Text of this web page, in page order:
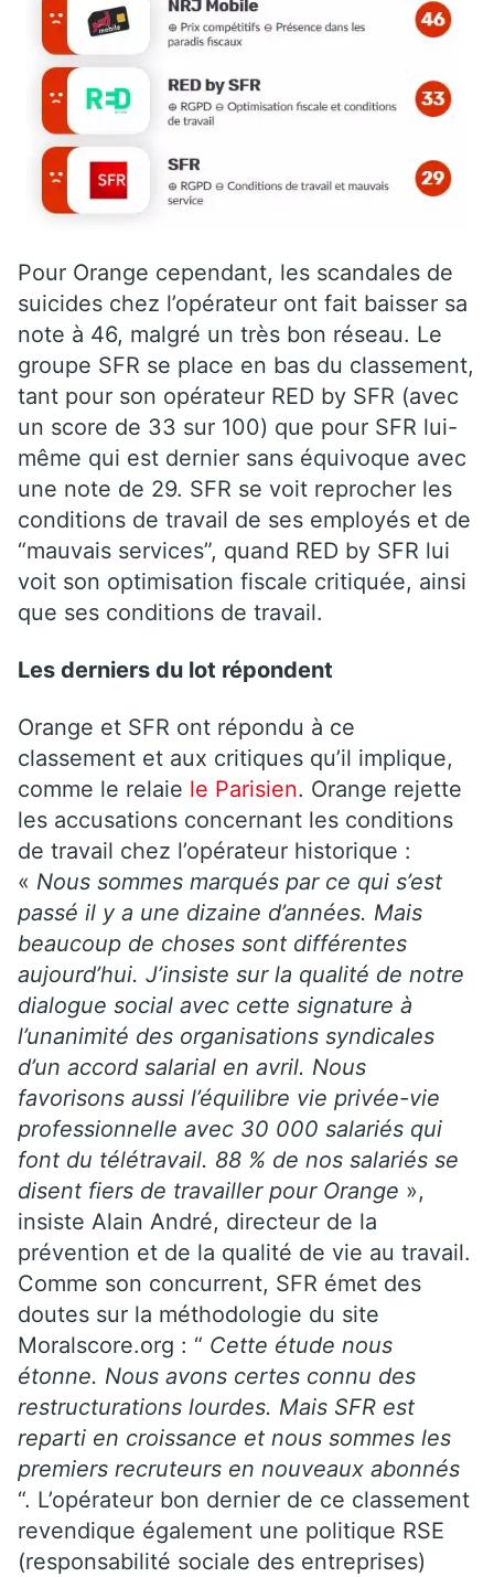
Pour Orange cependant, les scandales de
suicides chez l’opérateur ont fait baisser sa
note à 46, malgré un très bon réseau. Le
groupe SFR se place en bas du classement,
tant pour son opérateur RED by SFR (avec
un score de 33 sur 100) que pour SFR lui-
même qui est dernier sans équivoque avec
une note de 29. SFR se voit reprocher les
conditions de travail de ses employés et de
“mauvais services”, quand RED by SFR lui
voit son optimisation fiscale critiquée, ainsi
que ses conditions de travail.
Les derniers du lot répondent
Orange et SFR ont répondu à ce
classement et aux critiques qu’il implique,
comme le relaie le Parisien. Orange rejette
les accusations concernant les conditions
de travail chez l’opérateur historique :
« Nous sommes marqués par ce qui s’est
passé il y a une dizaine d’années. Mais
beaucoup de choses sont différentes
aujourd’hui. J’insiste sur la qualité de notre
dialogue social avec cette signature à
l’unanimité des organisations syndicales
d’un accord salarial en avril. Nous
favorisons aussi l’équilibre vie privée-vie
professionnelle avec 30 000 salariés qui
font du télétravail. 88 % de nos salariés se
disent fiers de travailler pour Orange »,
insiste Alain André, directeur de la
prévention et de la qualité de vie au travail.
Comme son concurrent, SFR émet des
doutes sur la méthodologie du site
Moralscore.org : “ Cette étude nous
étonne. Nous avons certes connu des
restructurations lourdes. Mais SFR est
reparti en croissance et nous sommes les
premiers recruteurs en nouveaux abonnés
“. L’opérateur bon dernier de ce classement
revendique également une politique RSE
(responsabilité sociale des entreprises)